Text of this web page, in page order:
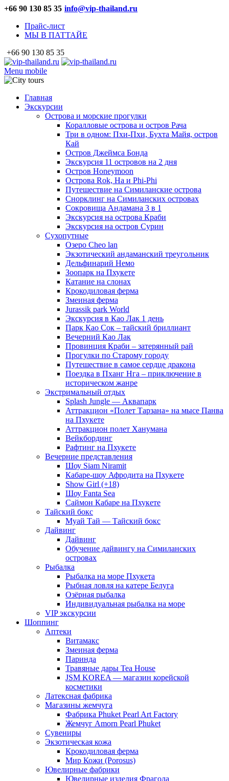
+66 90 130 85 35 info@vip-thailand.ru
Прайс-лист
МЫ В ПАТТАЙЕ
+66 90 130 85 35
Menu mobile
Главная
Экскурсии
Острова и морские прогулки
Коралловые острова и остров Рача
Три в одном: Пхи-Пхи, Бухта Майя, остров
Кай
Остров Джеймса Бонда
Экскурсия 11 островов на 2 дня
Остров Honeymoon
Острова Rok, Ha и Phi-Phi
Путешествие на Симиланские острова
Снорклинг на Симиланских островах
Сокровища Андамана 3 в 1
Экскурсия на острова Краби
Экскурсия на остров Сурин
Сухопутные
Озеро Cheo lan
Экзотический андаманский треугольник
Дельфинарий Немо
Зоопарк на Пхукете
Катание на слонах
Крокодиловая ферма
Змеиная ферма
Jurassik park World
Экскурсия в Као Лак 1 день
Парк Као Сок – тайский бриллиант
Вечерний Као Лак
Провинция Краби – затерянный рай
Прогулки по Старому городу
Путешествие в самое сердце дракона
Поездка в Пханг Нга – приключение в
историческом жанре
Экстримальный отдых
Splash Jungle — Аквапарк
Аттракцион «Полет Тарзана» на мысе Панва
на Пхукете
Аттракцион полет Ханумана
Вейкбординг
Рафтинг на Пхукете
Вечерние представления
Шоу Siam Niramit
Кабаре-шоу Афродита на Пхукете
Show Girl (+18)
Шоу Fanta Sea
Саймон Кабаре на Пхукете
Тайский бокс
Муай Тай — Тайский бокс
Дайвинг
Дайвинг
Обучение дайвингу на Симиланских
островах
Рыбалка
Рыбалка на море Пхукета
Рыбная ловля на катере Белуга
Озёрная рыбалка
Индивидуальная рыбалка на море
VIP экскурсии
Шоппинг
Аптеки
Витамакс
Змеиная ферма
Паринда
Травяные дары Tea House
JSM KOREA — магазин корейской
косметики
Латексная фабрика
Магазины жемчуга
Фабрика Phuket Pearl Art Factory
Жемчуг Amorn Pearl Phuket
Сувениры
Экзотическая кожа
Крокодиловая ферма
Мир Кожи (Porosus)
Ювелирные фабрики
Ювелирные изделия Фрагола